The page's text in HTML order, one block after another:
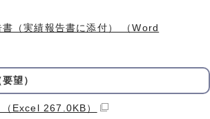
（実績報告書に添付） （Word
望）
Excel 267.0KB）